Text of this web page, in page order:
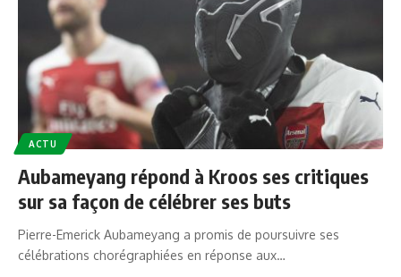
ACTU
Aubameyang répond à Kroos ses critiques
sur sa façon de célébrer ses buts
Pierre-Emerick Aubameyang a promis de poursuivre ses
célébrations chorégraphiées en réponse aux…